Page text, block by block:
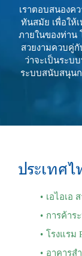
เราตอบสนองค
ทันสมัย เพื่อให้
ภายในของท่าน
สวยงามควบคู่
ว่าจะเป็นระบ
ระบบสนับสนุนก
ประเทศไ
เอไอเอ
การค้าร
โรงแรม
อาคารส